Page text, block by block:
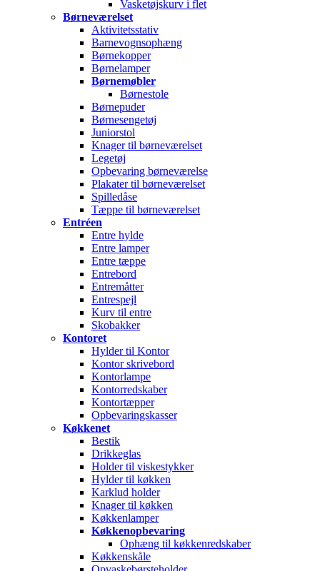
Vasketøjskurv i flet
Børneværelset
Aktivitetsstativ
Barnevognsophæng
Børnekopper
Børnelamper
Børnemøbler
Børnestole
Børnepuder
Børnesengetøj
Juniorstol
Knager til børneværelset
Legetøj
Opbevaring børneværelse
Plakater til børneværelset
Spilledåse
Tæppe til børneværelset
Entréen
Entre hylde
Entre lamper
Entre tæppe
Entrebord
Entremåtter
Entrespejl
Kurv til entre
Skobakker
Kontoret
Hylder til Kontor
Kontor skrivebord
Kontorlampe
Kontorredskaber
Kontortæpper
Opbevaringskasser
Køkkenet
Bestik
Drikkeglas
Holder til viskestykker
Hylder til køkken
Karklud holder
Knager til køkken
Køkkenlamper
Køkkenopbevaring
Ophæng til køkkenredskaber
Køkkenskåle